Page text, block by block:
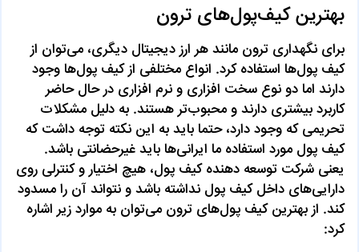
بهترین کیف‌پول‌های ترون
برای نگهداری ترون مانند هر ارز دیجیتال دیگری، می‌توان از
کیف‌ پول‌ها استفاده کرد. انواع مختلفی از کیف‌ پول‌ها وجود
دارند اما دو نوع سخت افزاری و نرم افزاری در حال حاضر
کاربرد بیشتری دارند و محبوب‌تر هستند. به دلیل مشکلات
تحریمی که وجود دارد، حتما باید به این نکته توجه داشت که
کیف پول مورد استفاده ما ایرانی‌ها باید غیرحضانتی باشد.
یعنی شرکت توسعه دهنده کیف پول، هیچ اختیار و کنترلی روی
دارایی‌های داخل کیف پول نداشته باشد و نتواند آن را مسدود
کند. از بهترین کیف‌ پول‌های ترون می‌توان به موارد زیر اشاره
کرد: